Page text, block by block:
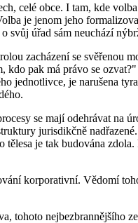
celé obce. I tam, kde
je jenom jeho
svůj úřad sám neuchází
zacházení se svěřenou
kdo pak má právo se
jednotlivce, je narušena
se mají odehrávat na
jurisdikčně
je tak budována
korporativní. Vědomí
nejbezbrannějšího